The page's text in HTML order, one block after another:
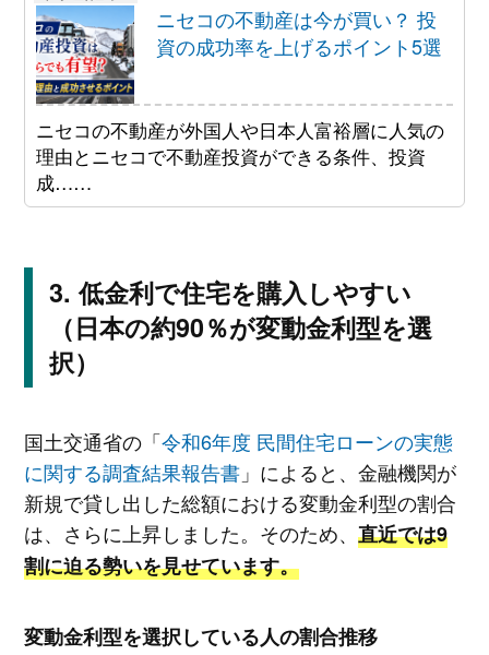
ニセコの不動産は今が買い？ 投
資の成功率を上げるポイント5選
ニセコの不動産が外国人や日本人富裕層に人気の
理由とニセコで不動産投資ができる条件、投資
成……
低金利で住宅を購入しやすい
（日本の約90％が変動金利型を選
択）
国土交通省の「令和6年度 民間住宅ローンの実態
に関する調査結果報告書」によると、金融機関が
新規で貸し出した総額における変動金利型の割合
は、さらに上昇しました。そのため、 直近では9
割に迫る勢いを見せています。
変動金利型を選択している人の割合推移